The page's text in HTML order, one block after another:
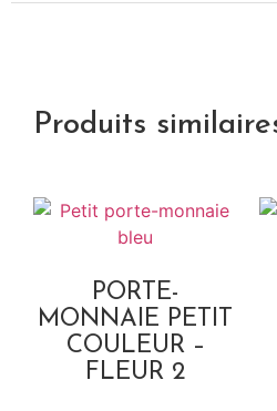
Produits
PORTE-
MONNAIE PETIT
COULEUR –
FLEUR 2